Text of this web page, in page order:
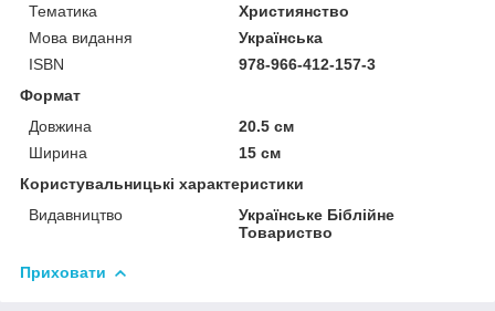
Тематика
Християнство
Мова видання
Українська
ISBN
978-966-412-157-3
Формат
Довжина
20.5 см
Ширина
15 см
Користувальницькі характеристики
Видавництво
Українське Біблійне
Товариство
Приховати